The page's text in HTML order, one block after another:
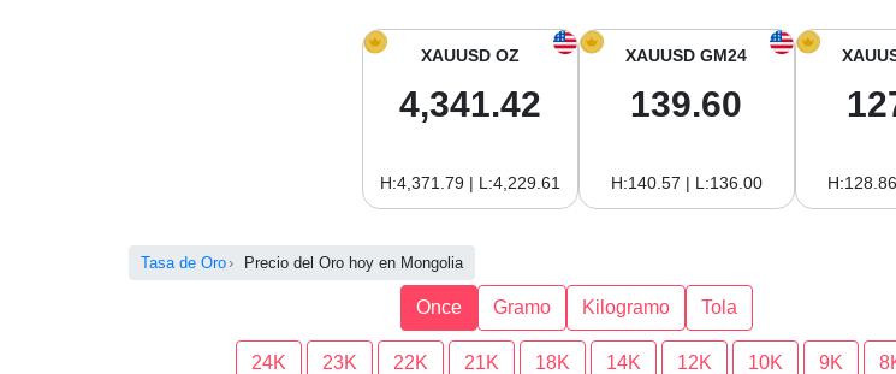
XAUUSD OZ
4,341.42
H:4,371.79 | L:4,229.61
XAUUSD GM24
139.60
H:140.57 | L:136.00
Tasa de Oro Precio del Oro hoy en Mongolia
Once Gramo Kilogramo Tola
24K 23K 22K 21K 18K 14K 12K 10K 9K